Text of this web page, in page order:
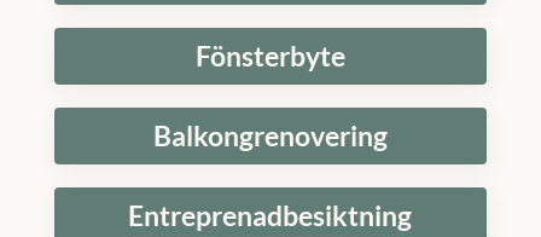
Fönsterbyte
Balkongrenovering
Entreprenadbesiktning